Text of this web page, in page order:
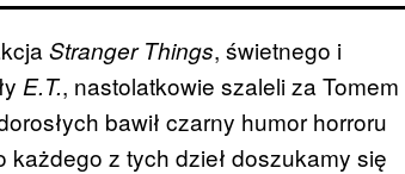
Stranger Things, świetnego i
E.T., nastolatkowie szaleli za Tomem
bawił czarny humor horroru
każdego z tych dzieł doszukamy się